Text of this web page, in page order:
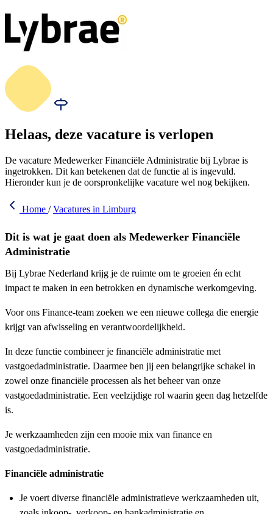
Helaas, deze vacature is verlopen
De vacature Medewerker Financiële Administratie bij Lybrae is
ingetrokken. Dit kan betekenen dat de functie al is ingevuld.
Hieronder kun je de oorspronkelijke vacature wel nog bekijken.
Home / Vacatures in Limburg
Dit is wat je gaat doen als Medewerker Financiële
Administratie
Bij Lybrae Nederland krijg je de ruimte om te groeien én echt
impact te maken in een betrokken en dynamische werkomgeving.
Voor ons Finance-team zoeken we een nieuwe collega die energie
krijgt van afwisseling en verantwoordelijkheid.
In deze functie combineer je financiële administratie met
vastgoedadministratie. Daarmee ben jij een belangrijke schakel in
zowel onze financiële processen als het beheer van onze
vastgoedadministratie. Een veelzijdige rol waarin geen dag hetzelfde
is.
Je werkzaamheden zijn een mooie mix van finance en
vastgoedadministratie.
Financiële administratie
Je voert diverse financiële administratieve werkzaamheden uit,